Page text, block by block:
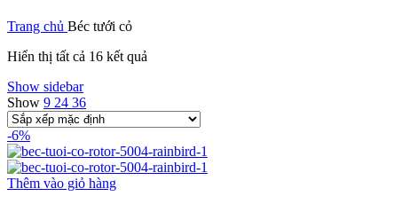
Trang chủ Béc tưới cỏ
Hiển thị tất cả 16 kết quả
Show sidebar
Show 9 24 36
-6%
Thêm vào giỏ hàng